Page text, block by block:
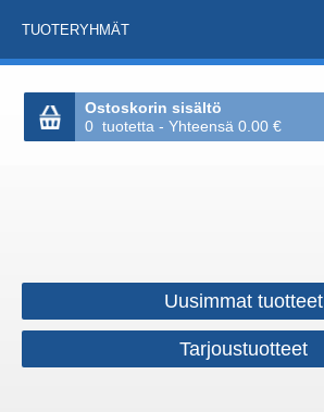
TUOTERYHMÄT
Ostoskorin sisältö
0 tuotetta - Yhteensä 0.00 €
Uusimmat tuotteet
Tarjoustuotteet